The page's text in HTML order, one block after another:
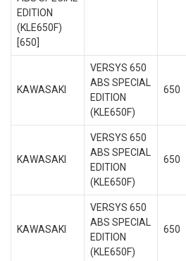
EDITION
(KLE650F)
[650]
KAWASAKI
VERSYS 650
ABS SPECIAL
EDITION
(KLE650F)
650
KAWASAKI
VERSYS 650
ABS SPECIAL
EDITION
(KLE650F)
650
KAWASAKI
VERSYS 650
ABS SPECIAL
EDITION
(KLE650F)
650